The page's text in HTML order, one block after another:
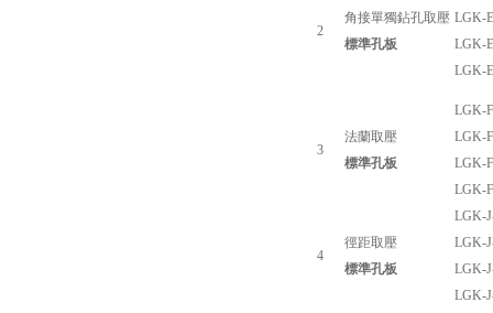
2
角接單獨鉆孔取壓
標準孔板
LGK-
LGK-
LGK-
3
法蘭取壓
標準孔板
LGK-
LGK-
LGK-
LGK-
4
徑距取壓
標準孔板
LGK-
LGK-
LGK-
LGK-